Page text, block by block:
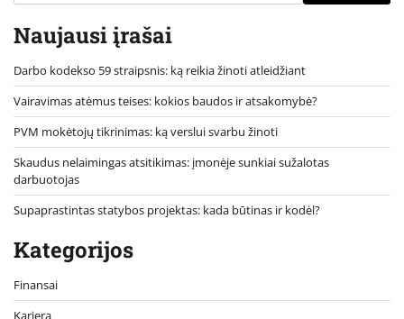
Naujausi įrašai
Darbo kodekso 59 straipsnis: ką reikia žinoti atleidžiant
Vairavimas atėmus teises: kokios baudos ir atsakomybė?
PVM mokėtojų tikrinimas: ką verslui svarbu žinoti
Skaudus nelaimingas atsitikimas: įmonėje sunkiai sužalotas
darbuotojas
Supaprastintas statybos projektas: kada būtinas ir kodėl?
Kategorijos
Finansai
Karjera